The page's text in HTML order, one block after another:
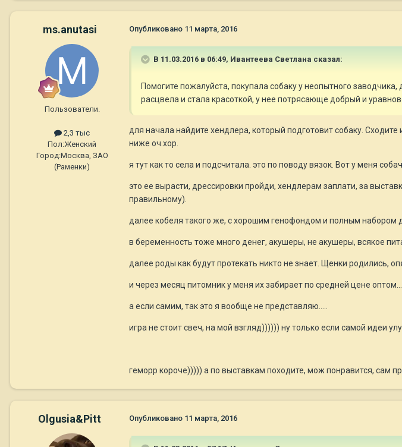
ms.anutasi
Пользователи.
2,3 тыс
Пол:Женский
Город:Москва, ЗАО
(Раменки)
Опубликовано 11 марта, 2016
В 11.03.2016 в 06:49, Ивантеева Светлана сказал:
Помогите пожалуйста, покупала собаку у неопытного
расцвела и стала красоткой, у нее потрясающе добрый и
для начала найдите хендлера, который подготовит собаку.
ниже оч.хор.
я тут как то села и подсчитала. это по поводу вязок. Вот у меня
это ее вырасти, дрессировки пройди, хендлерам заплати, за
правильному).
далее кобеля такого же, с хорошим генофондом и полным набором
в беременность тоже много денег, акушеры, не акушеры, всякое
далее роды как будут протекать никто не знает. Щенки родились,
и через месяц питомник у меня их забирает по средней цене
а если самим, так это я вообще не представляю.....
игра не стоит свеч, на мой взгляд)))))) ну только если самой идеи
геморр короче))))) а по выставкам походите, мож понравится, сам
Olgusia&Pitt Опубликовано 11 марта, 2016